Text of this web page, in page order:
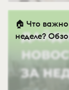
🏠 Что
неделе?